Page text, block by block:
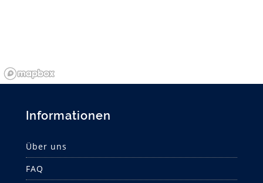
Informationen
Über uns
FAQ